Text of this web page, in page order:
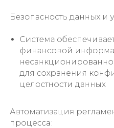
Безопасность данных и
Система
финансовой
для сохранения
целостности данных
Автоматизация
процесса: